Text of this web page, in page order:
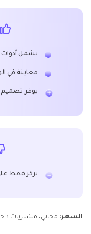
يشمل أدوات
معاينة في
يوفر
يركز فقط
السعر: مجاني، مشتريات